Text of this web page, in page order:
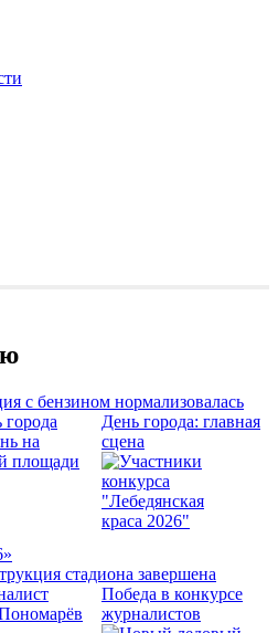
с бензином нормализовалась
День города: главная
сцена
стадиона завершена
Победа в конкурсе
журналистов